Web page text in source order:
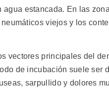
agua estancada. En las
viejos y los
vectores principales del
de incubación suele ser
sarpullido y dolores